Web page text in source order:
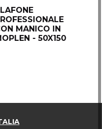
MANICO IN
- 50X150